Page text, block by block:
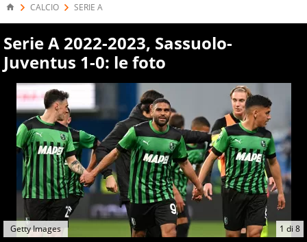
CALCIO SERIE A
Serie A 2022-2023, Sassuolo-
Juventus 1-0: le foto
1 di 8
Getty Images